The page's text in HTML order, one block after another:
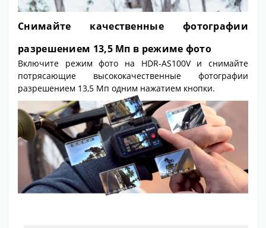
Снимайте качественные фотографии
разрешением 13,5 Мп в режиме фото
Включите режим фото на HDR-AS100V и снимайте
потрясающие высококачественные фотографии
разрешением 13,5 Мп одним нажатием кнопки.